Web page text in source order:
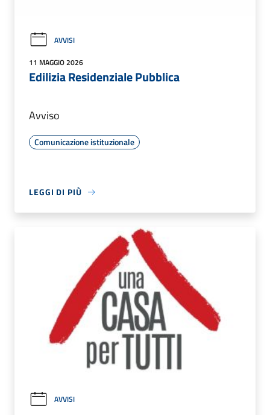
AVVISI
11 MAGGIO 2026
Edilizia Residenziale Pubblica
Avviso
Comunicazione istituzionale
LEGGI DI PIÙ
AVVISI